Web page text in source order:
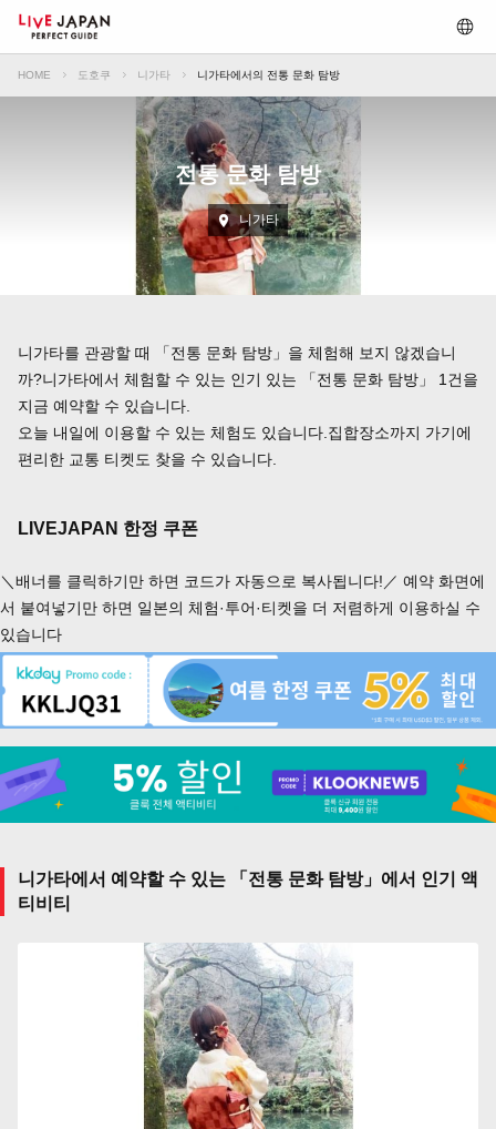
HOME 도호쿠 니가타 니가타에서의 전통 문화 탐방
전통 문화 탐방
니가타
니가타를 관광할 때 「전통 문화 탐방」을 체험해 보지 않겠습니
까?니가타에서 체험할 수 있는 인기 있는 「전통 문화 탐방」 1건을
지금 예약할 수 있습니다.
오늘 내일에 이용할 수 있는 체험도 있습니다.집합장소까지 가기에
편리한 교통 티켓도 찾을 수 있습니다.
LIVEJAPAN 한정 쿠폰
＼배너를 클릭하기만 하면 코드가 자동으로 복사됩니다!／ 예약 화면에
서 붙여넣기만 하면 일본의 체험·투어·티켓을 더 저렴하게 이용하실 수
있습니다
니가타에서 예약할 수 있는 「전통 문화 탐방」에서 인기 액
티비티